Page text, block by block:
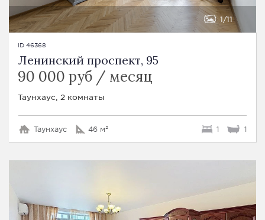
1 11
ID 46368
Ленинский проспект, 95
90 000 руб / месяц
Таунхаус, 2 комнаты
Таунхаус 46 м² 1 1